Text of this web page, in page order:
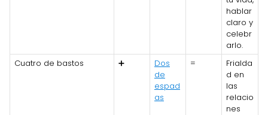
hablar
claro y
celebr
arlo.
Cuatro de bastos
➕
Dos
de
espad
as
=
Frialda
d en
las
relacio
nes